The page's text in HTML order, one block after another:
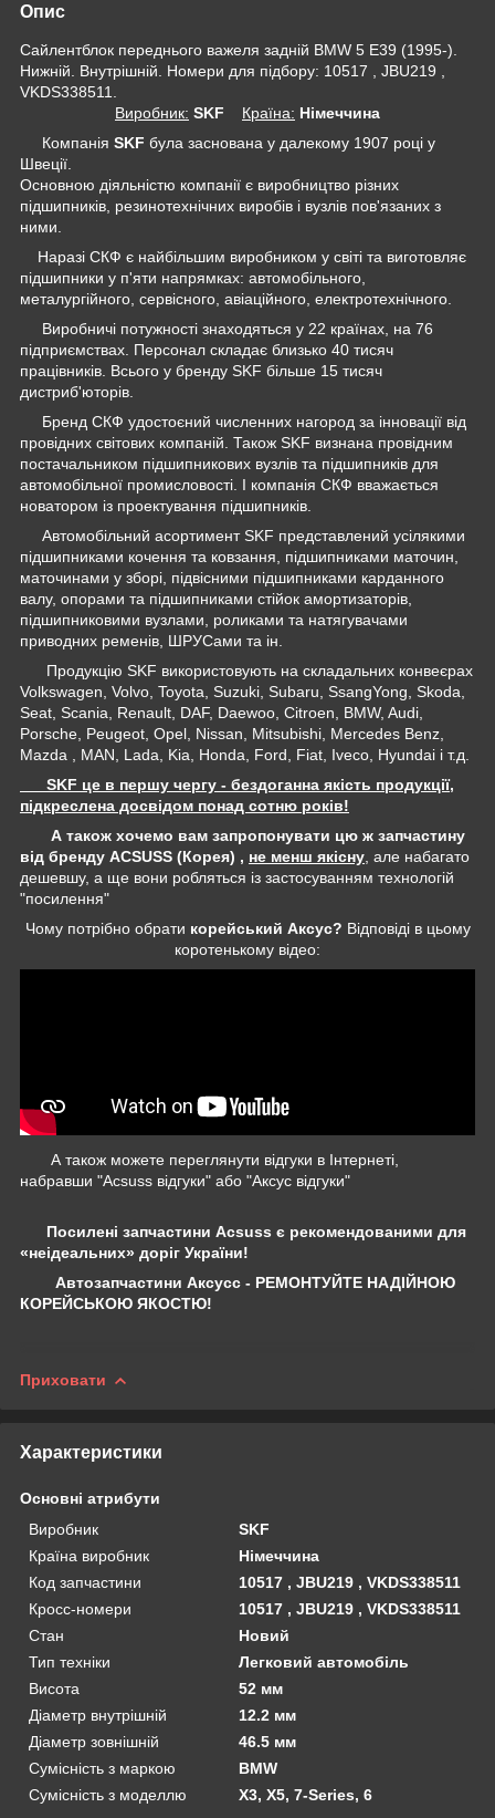
Опис
Сайлентблок переднього важеля задній BMW 5 E39 (1995-).
Нижній. Внутрішній. Номери для підбору: 10517 , JBU219 ,
VKDS338511.
Виробник: SKF Крaїна: Німеччина
Компанія SKF була заснована у далекому 1907 році у
Швеції.
Основною діяльністю компанії є виробництво різних
підшипників, резинотехнічних виробів і вузлів пов'язаних з
ними.
Наразі СКФ є найбільшим виробником у світі та виготовляє
підшипники у п'яти напрямках: автомобільного,
металургійного, сервісного, авіаційного, електротехнічного.
Виробничі потужності знаходяться у 22 країнах, на 76
підприємствах. Персонал складає близько 40 тисяч
працівників. Всього у бренду SKF більше 15 тисяч
дистриб'юторів.
Бренд СКФ удостоєний численних нагород за інновації від
провідних світових компаній. Також SKF визнана провідним
постачальником підшипникових вузлів та підшипників для
автомобільної промисловості. І компанія СКФ вважається
новатором із проектування підшипників.
Автомобільний асортимент SKF представлений усілякими
підшипниками кочення та ковзання, підшипниками маточин,
маточинами у зборі, підвісними підшипниками карданного
валу, опорами та підшипниками стійок амортизаторів,
підшипниковими вузлами, роликами та натягувачами
приводних ременів, ШРУСами та ін.
Продукцію SKF використовують на складальних конвеєрах
Volkswagen, Volvo, Toyota, Suzuki, Subaru, SsangYong, Skoda,
Seat, Scania, Renault, DAF, Daewoo, Citroen, BMW, Audi,
Porsche, Peugeot, Opel, Nissan, Mitsubishi, Mercedes Benz,
Mazda , MAN, Lada, Kia, Honda, Ford, Fiat, Iveco, Hyundai і т.д.
SKF це в першу чергу - бездоганна якість продукції,
підкреслена досвідом понад сотню років!
А також хочемо вам запропонувати цю ж запчастину
від бренду ACSUSS (Корея) , не менш якісну , але набагато
дешевшу, а ще вони робляться із застосуванням технологій
"посилення"
Чому потрібно обрати корейський Аксус? Відповіді в цьому
коротенькому відео:
А також можете переглянути відгуки в Інтернеті,
набравши "Acsuss відгуки" або "Аксус відгуки"
Посилені запчастини Acsuss є рекомендованими для
«неідеальних» доріг України!
Автозапчастини Аксусс - РЕМОНТУЙТЕ НАДІЙНОЮ
КОРЕЙСЬКОЮ ЯКОСТЮ!
Приховати
Характеристики
Основні атрибути
Виробник
SKF
Країна виробник
Німеччина
Код запчастини
10517 , JBU219 , VKDS338511
Кросс-номери
10517 , JBU219 , VKDS338511
Стан
Новий
Тип техніки
Легковий автомобіль
Висота
52 мм
Діаметр внутрішній
12.2 мм
Діаметр зовнішній
46.5 мм
Сумісність з маркою
BMW
Сумісність з моделлю
X3, X5, 7-Series, 6